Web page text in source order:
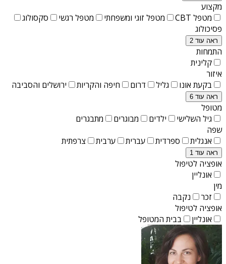
מקצוע
מטפל CBT
מטפל זוגי ומשפחתי מטפל רגשי
סקסולוג
פסיכולוג
ראה עוד 2
התמחות
קלינית
איזור
בקעת אונו
גליל דרום חיפה והקריות ירושלים והסביבה
ראה עוד 6
מטופל
גיל השלישי
ילדים מבוגרים
מתבגרים
שפה
אנגלית
ספרדית עברית ערבית צרפתית
ראה עוד 1
אופציה לטיפול
אונליין
מין
זכר
נקבה
אופציה לטיפול
אונליין
בבית המטופל